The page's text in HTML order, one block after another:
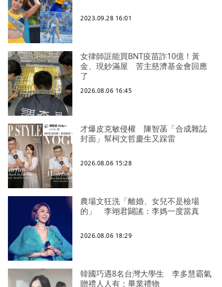
2023.09.28 16:01
女律師誆能買BNT疫苗詐10億！黃
金、現鈔滿屋 苦主慈濟基金會回應
了
2026.08.06 16:45
才爆皮克敏侵權 陳智菡「合成雜誌
封面」幫柯文哲慶生又踩雷
2026.08.06 15:28
農場文狂洗「離婚、女兒不是檢場
的」 李翊君闢謠：李媽一度當真
2026.08.06 18:29
韓國巧遇8名台灣大學生 李多慧霸氣
贈禮人人有：畢業禮物